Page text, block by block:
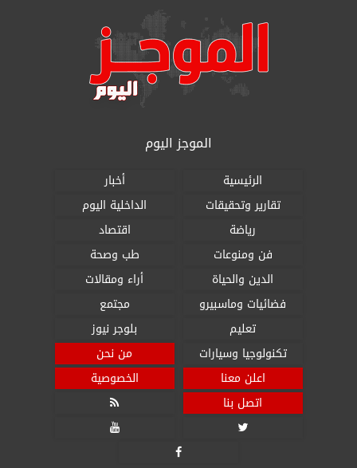
الموجز اليوم
الرئيسية
أخبار
تقارير وتحقيقات
الداخلية اليوم
رياضة
اقتصاد
فن ومنوعات
طب وصحة
الدين والحياة
أراء ومقالات
فضائيات وماسبيرو
مجتمع
تعليم
بلوجر نيوز
تكنولوجيا وسيارات
من نحن
اعلن معنا
الخصوصية
اتصل بنا



